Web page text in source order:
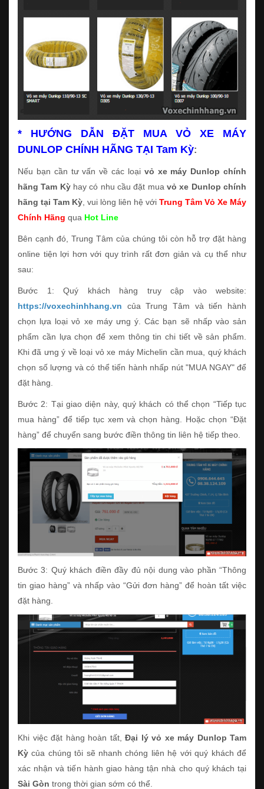
* HƯỚNG DẪN ĐẶT MUA VỎ XE MÁY
DUNLOP CHÍNH HÃNG TẠI Tam Kỳ:
Nếu bạn cần tư vấn về các loại vỏ xe máy Dunlop chính
hãng Tam Kỳhay có nhu cầu đặt muavỏ xe Dunlop chính
hãng tại Tam Kỳ, vui lòng liên hệ với Trung Tâm Vỏ Xe Máy
Chính Hãng qua Hot Line
Bên cạnh đó, Trung Tâm của chúng tôi còn hỗ trợ đặt hàng
online tiện lợi hơn với quy trình rất đơn giản và cụ thể như
sau:
Bước 1: Quý khách hàng truy cập vào website:
https://voxechinhhang.vn của Trung Tâm và tiến hành
chọn lựa loại vỏ xe máy ưng ý. Các bạn sẽ nhấp vào sản
phẩm cần lựa chọn để xem thông tin chi tiết về sản phẩm.
Khi đã ưng ý về loại vỏ xe máy Michelin cần mua, quý khách
chọn số lượng và có thể tiến hành nhấp nút "MUA NGAY" để
đặt hàng.
Bước 2: Tại giao diện này, quý khách có thể chọn “Tiếp tục
mua hàng” để tiếp tục xem và chọn hàng. Hoặc chọn “Đặt
hàng” để chuyển sang bước điền thông tin liên hệ tiếp theo.
Bước 3: Quý khách điền đầy đủ nội dung vào phần “Thông
tin giao hàng” và nhấp vào “Gửi đơn hàng” để hoàn tất việc
đặt hàng.
Khi việc đặt hàng hoàn tất, Đại lý vỏ xe máy Dunlop Tam
Kỳ của chúng tôi sẽ nhanh chóng liên hệ với quý khách để
xác nhận và tiến hành giao hàng tận nhà cho quý khách tại
Sài Gòn trong thời gian sớm có thể.